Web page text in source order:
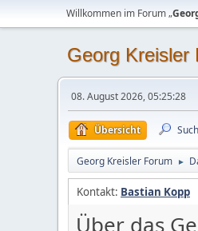
Willkommen im Forum „
Georg Kreisler
08. August 2026, 05:25:28
Übersicht
Georg Kreisler Forum ►
Kontakt: Bastian Kopp
Über das